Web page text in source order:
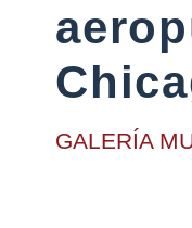
GALERÍA